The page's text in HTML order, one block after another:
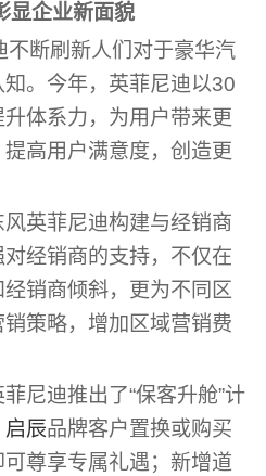
企业新面貌
断刷新人们对于豪华汽
。今年，英菲尼迪以30
体系力，为用户带来更
高用户满意度，创造更
风英菲尼迪构建与经销商
经销商的支持，不仅在
销商倾斜，更为不同区
策略，增加区域营销费
迪推出了“保客升舱”计
启辰品牌客户置换或购买
尊享专属礼遇；新增道